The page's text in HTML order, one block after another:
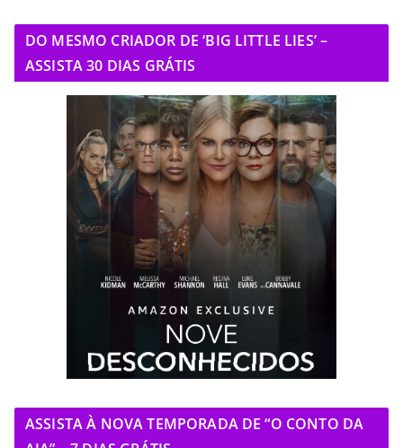
DO MESMO CRIADOR DE ‘BIG LITTLE LIES’ –
ASSISTA 30 DIAS GRÁTIS
ASSISTA À NOVA TEMPORADA DE “O CONTO DA